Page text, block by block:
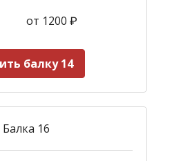
от 1200 ₽
балку 14
Балка 16